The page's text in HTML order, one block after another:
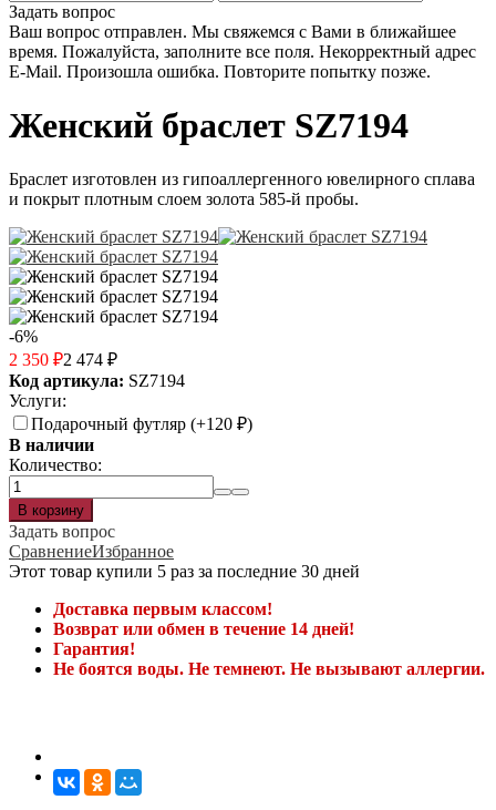
Задать вопрос
Ваш вопрос отправлен. Мы свяжемся с Вами в ближайшее
время. Пожалуйста, заполните все поля. Некорректный адрес
E-Mail. Произошла ошибка. Повторите попытку позже.
Женский браслет SZ7194
Браслет изготовлен из гипоаллергенного ювелирного сплава
и покрыт плотным слоем золота 585-й пробы.
-6%
2 350 ₽2 474 ₽
Код артикула: SZ7194
Услуги:
Подарочный футляр (+120 ₽)
В наличии
Количество:
Задать вопрос
СравнениеИзбранное
Этот товар купили 5 раз за последние 30 дней
Доставка первым классом!
Возврат или обмен в течение 14 дней!
Гарантия!
Не боятся воды. Не темнеют. Не вызывают аллергии.